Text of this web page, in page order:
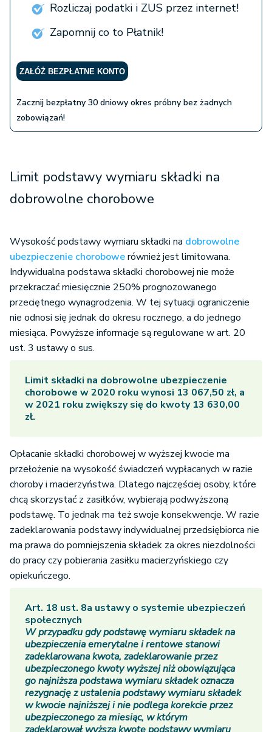
Rozliczaj podatki i ZUS przez internet!
Zapomnij co to Płatnik!
ZAŁÓŻ BEZPŁATNE KONTO
Zacznij bezpłatny 30 dniowy okres próbny bez żadnych
zobowiązań!
Limit podstawy wymiaru składki na
dobrowolne chorobowe
Wysokość podstawy wymiaru składki na dobrowolne
ubezpieczenie chorobowerównież jest limitowana.
Indywidualna podstawa składki chorobowej nie może
przekraczać miesięcznie 250% prognozowanego
przeciętnego wynagrodzenia. W tej sytuacji ograniczenie
nie odnosi się jednak do okresu rocznego, a do jednego
miesiąca. Powyższe informacje są regulowane w art. 20
ust. 3 ustawy o sus.
Limit składki na dobrowolne ubezpieczenie
chorobowe w 2020 roku wynosi 13 067,50 zł, a
w 2021 roku zwiększy się do kwoty 13 630,00
zł.
Opłacanie składki chorobowej w wyższej kwocie ma
przełożenie na wysokość świadczeń wypłacanych w razie
choroby i macierzyństwa. Dlatego najczęściej osoby, które
chcą skorzystać z zasiłków, wybierają podwyższoną
podstawę. To jednak ma też swoje konsekwencje. W razie
zadeklarowania podstawy indywidualnej przedsiębiorca nie
ma prawa do pomniejszenia składek za okres niezdolności
do pracy czy pobierania zasiłku macierzyńskiego czy
opiekuńczego.
Art. 18 ust. 8a ustawy o systemie ubezpieczeń
społecznych
W przypadku gdy podstawę wymiaru składek na
ubezpieczenia emerytalne i rentowe stanowi
zadeklarowana kwota, zadeklarowanie przez
ubezpieczonego kwoty wyższej niż obowiązująca
go najniższa podstawa wymiaru składek oznacza
rezygnację z ustalenia podstawy wymiaru składek
w kwocie najniższej i nie podlega korekcie przez
ubezpieczonego za miesiąc, w którym